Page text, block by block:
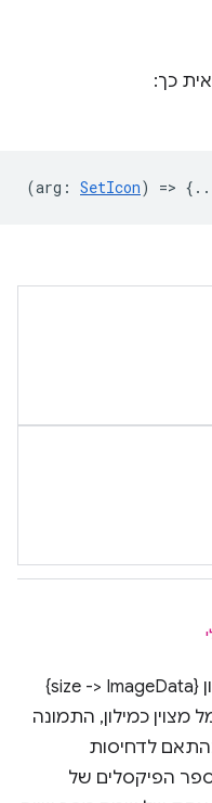
כך:
(arg : SetIcon) =>
או מילון {size -> ImageData}
כמילון, התמונה
לדחיסות
הפיקסלים של